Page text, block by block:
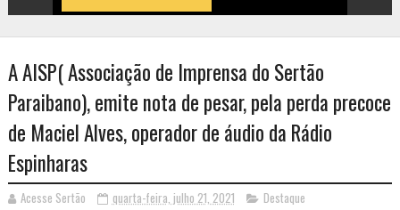
A AISP( Associação de Imprensa do Sertão
Paraibano), emite nota de pesar, pela perda precoce
de Maciel Alves, operador de áudio da Rádio
Espinharas
Acesse Sertão quarta-feira, julho 21, 2021 Destaque